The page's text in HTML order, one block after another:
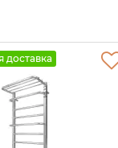
доставка